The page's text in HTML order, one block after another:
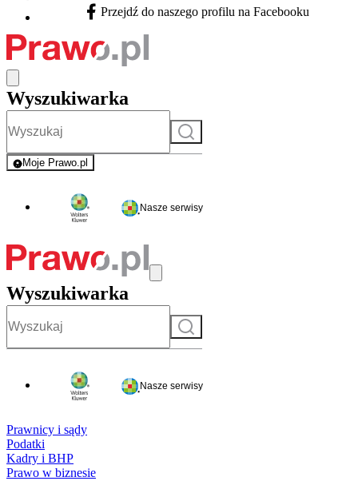
Facebook - otwiera się w nowej karcie
Przejdź do naszego profilu na Facebooku
Wyszukiwarka
Szukaj
Moje Prawo.pl
- rejestracja i logowanie do serwisu
Nasze serwisy
Wyszukiwarka
Szukaj
Nasze serwisy
Prawnicy i sądy
Podatki
Kadry i BHP
Prawo w biznesie